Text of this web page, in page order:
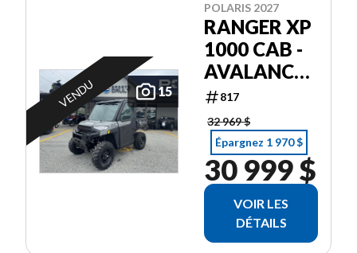
15
VENDU
POLARIS 2027
RANGER XP
1000 CAB -
AVALANCHE
GRAY
817
32 969 $
Épargnez 1 970 $
30 999 $
VOIR LES
DÉTAILS